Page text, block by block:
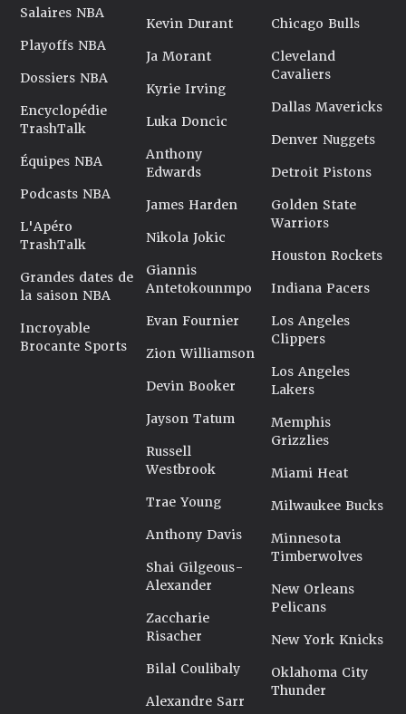
Salaires NBA
Playoffs NBA
Dossiers NBA
Encyclopédie
TrashTalk
Équipes NBA
Podcasts NBA
L'Apéro
TrashTalk
Grandes dates de
la saison NBA
Incroyable
Brocante Sports
Kevin Durant
Ja Morant
Kyrie Irving
Luka Doncic
Anthony
Edwards
James Harden
Nikola Jokic
Giannis
Antetokounmpo
Evan Fournier
Zion Williamson
Devin Booker
Jayson Tatum
Russell
Westbrook
Trae Young
Anthony Davis
Shai Gilgeous-
Alexander
Zaccharie
Risacher
Bilal Coulibaly
Alexandre Sarr
Chicago Bulls
Cleveland
Cavaliers
Dallas Mavericks
Denver Nuggets
Detroit Pistons
Golden State
Warriors
Houston Rockets
Indiana Pacers
Los Angeles
Clippers
Los Angeles
Lakers
Memphis
Grizzlies
Miami Heat
Milwaukee Bucks
Minnesota
Timberwolves
New Orleans
Pelicans
New York Knicks
Oklahoma City
Thunder